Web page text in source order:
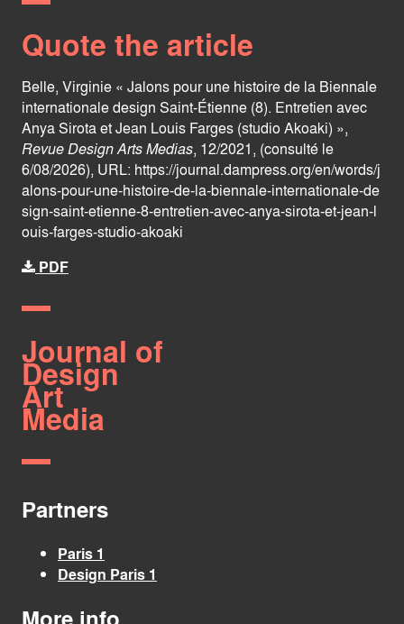
Quote the article
Belle, Virginie « Jalons pour une histoire de la Biennale
internationale design Saint-Étienne (8). Entretien avec
Anya Sirota et Jean Louis Farges (studio Akoaki) »,
Revue Design Arts Medias, 12/2021, (consulté le
6/08/2026), URL: https://journal.dampress.org/en/words/j
alons-pour-une-histoire-de-la-biennale-internationale-de
sign-saint-etienne-8-entretien-avec-anya-sirota-et-jean-l
ouis-farges-studio-akoaki
PDF
Journal of
Design
Art
Media
Partners
Paris 1
Design Paris 1